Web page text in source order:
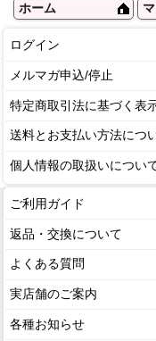
ホーム
ログイン
メルマガ申込/停止
特定商取引法に基づく表
送料とお支払い方法につ
個人情報の取扱いについ
ご利用ガイド
返品・交換について
よくある質問
実店舗のご案内
各種お知らせ